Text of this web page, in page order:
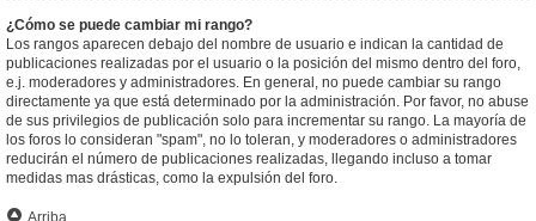
¿Cómo se puede cambiar mi rango?
Los rangos aparecen debajo del nombre de usuario e indican la cantidad de
publicaciones realizadas por el usuario o la posición del mismo dentro del foro,
e.j. moderadores y administradores. En general, no puede cambiar su rango
directamente ya que está determinado por la administración. Por favor, no abuse
de sus privilegios de publicación solo para incrementar su rango. La mayoría de
los foros lo consideran "spam", no lo toleran, y moderadores o administradores
reducirán el número de publicaciones realizadas, llegando incluso a tomar
medidas mas drásticas, como la expulsión del foro.
Arriba